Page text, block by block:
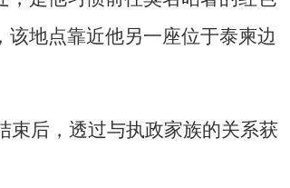
该地点靠近他另一座位于泰柬边
束后，透过与执政家族的关系获